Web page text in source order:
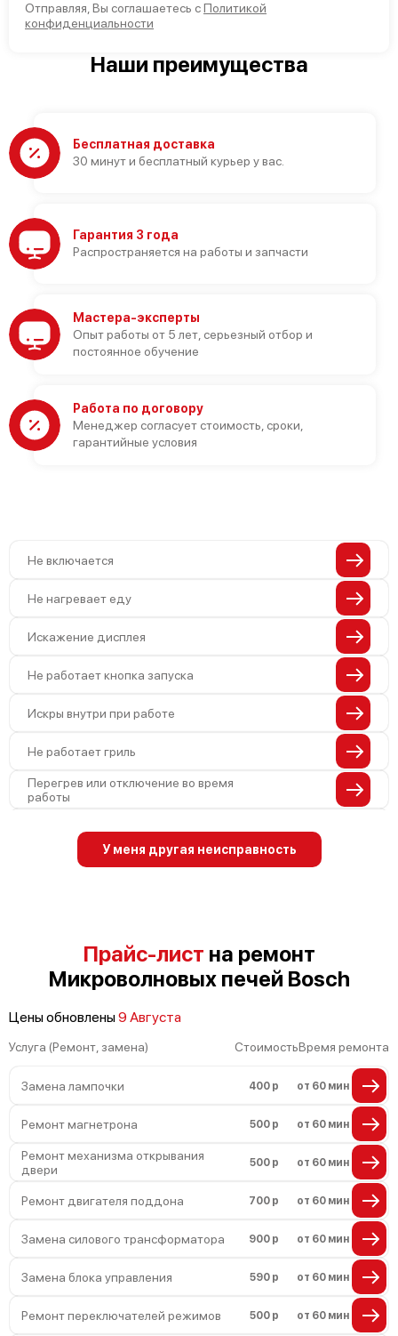
Отправляя, Вы соглашаетесь сПолитикой
конфиденциальности
Наши преимущества
Бесплатная доставка
30 минут и бесплатный курьер у вас.
Гарантия 3 года
Распространяется на работы и запчасти
Мастера-эксперты
Опыт работы от 5 лет, серьезный отбор и
постоянное обучение
Работа по договору
Менеджер согласует стоимость, сроки,
гарантийные условия
Не включается
Не нагревает еду
Искажение дисплея
Не работает кнопка запуска
Искры внутри при работе
Не работает гриль
Перегрев или отключение во время
работы
Проблемы с вентилятором
Не работают сенсорные кнопки
Не горит подсветка
Сломался трансформатор
У меня другая неисправность
Прайс-лист на ремонт
Микроволновых печей Bosch
Цены обновлены9 Августа
Услуга (Ремонт, замена) СтоимостьВремя ремонта
Замена лампочки 400 р от 60 мин
Ремонт магнетрона 500 р от 60 мин
Ремонт механизма открывания
двери
500 р от 60 мин
Ремонт двигателя поддона 700 р от 60 мин
Замена силового трансформатора 900 р от 60 мин
Замена блока управления 590 р от 60 мин
Ремонт переключателей режимов 500 р от 60 мин